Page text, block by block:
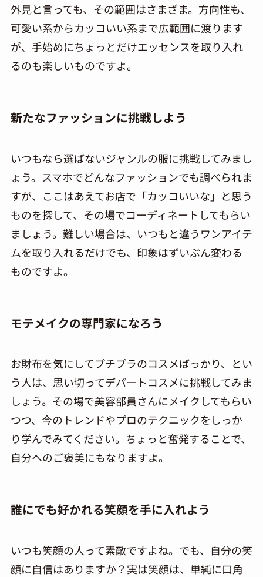
外見と言っても、その範囲はさまざま。方向性も、
可愛い系からカッコいい系まで広範囲に渡ります
が、手始めにちょっとだけエッセンスを取り入れ
るのも楽しいものですよ。
新たなファッションに挑戦しよう
いつもなら選ばないジャンルの服に挑戦してみまし
ょう。スマホでどんなファッションでも調べられま
すが、ここはあえてお店で「カッコいいな」と思う
ものを探して、その場でコーディネートしてもらい
ましょう。難しい場合は、いつもと違うワンアイテ
ムを取り入れるだけでも、印象はずいぶん変わる
ものですよ。
モテメイクの専門家になろう
お財布を気にしてプチプラのコスメばっかり、とい
う人は、思い切ってデパートコスメに挑戦してみま
しょう。その場で美容部員さんにメイクしてもらい
つつ、今のトレンドやプロのテクニックをしっか
り学んでみてください。ちょっと奮発することで、
自分へのご褒美にもなりますよ。
誰にでも好かれる笑顔を手に入れよう
いつも笑顔の人って素敵ですよね。でも、自分の笑
顔に自信はありますか？実は笑顔は、単純に口角